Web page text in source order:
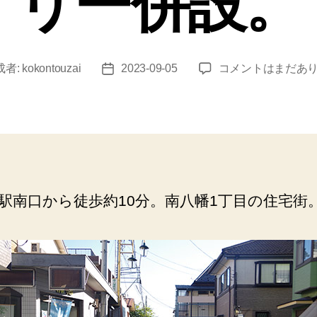
者: kokontouzai
投
2023-09-05
本
湯）
目
の
住
宅
街。
コメントはまだあ
南口から徒歩約10分。南八幡1丁目の住宅街。